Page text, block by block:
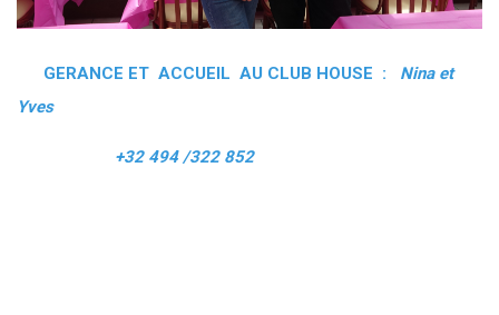
GERANCE ET ACCUEIL AU CLUB HOUSE :
Nina et
Yves
+32 494 /322 852